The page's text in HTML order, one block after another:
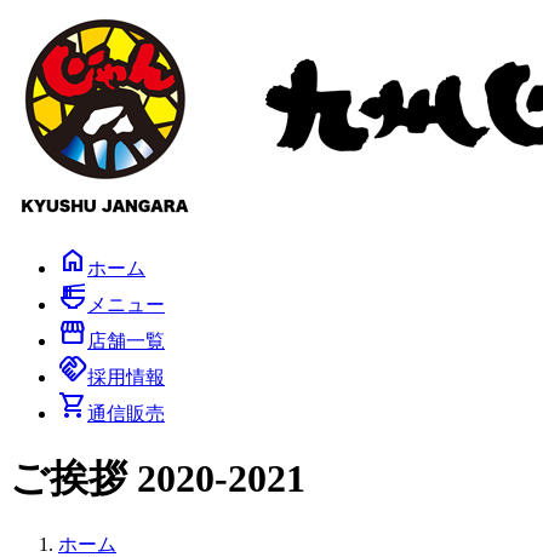
ン
ツ
キ
ー
シ
に
home ホーム
ramen_dining メニュー
storefront 店舗一覧
handshake採用情報
shopping_cart通信販売
ご挨拶 2020-2021
ホーム